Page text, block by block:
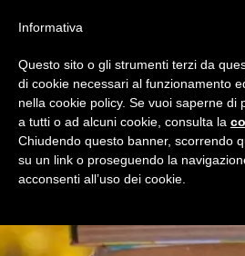
Informativa
Questo sito o gli strumenti terzi da
di cookie necessari al funzionamento
nella cookie policy. Se vuoi saperne di
a tutti o ad alcuni cookie, consulta la
Chiudendo questo banner, scorrendo
su un link o proseguendo la
acconsenti all’uso dei cookie.